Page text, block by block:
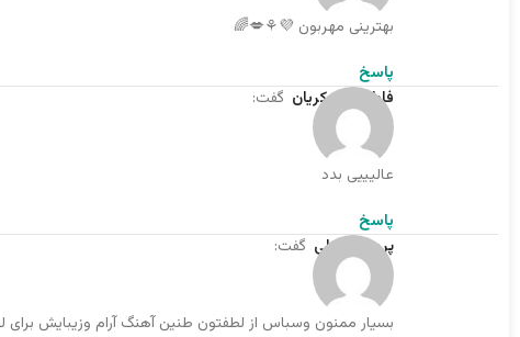
بهترینی مهربون 💜⚘️💋🌈
پاسخ
فاطمه عسکریان گفت:
عالیییی بدد
پاسخ
پرویز کلبعلی گفت:
بسیار ممنون وسباس از لطفتون طنین آهنگ آرام وزیبایش برای